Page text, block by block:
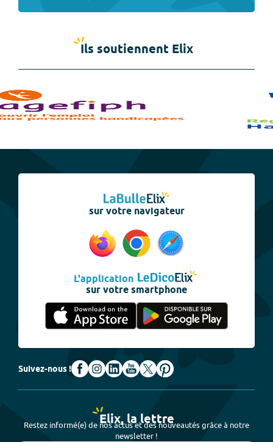
Ils soutiennent Elix
sur votre navigateur
L'application
sur votre smartphone
Suivez-nous !
Elix, la lettre
Restez informé(e) de nos actus et des nouveautés grâce à notre
newsletter !